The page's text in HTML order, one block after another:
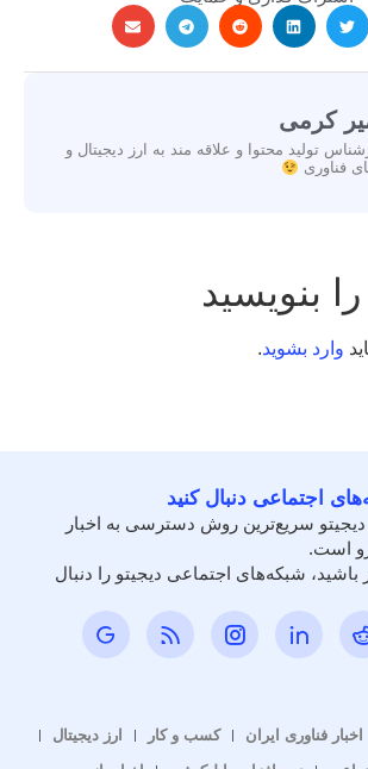
کرمی
تولید محتوا و علاقه مند به ارز دیجیتال و
فناوری
بنویسید
وارد بشوید.
اجتماعی دنبال کنید
سریع‌ترین روش دسترسی به اخبار
است.
باشید، شبکه‌های اجتماعی دیجیتو را دنبال
اخبار فناوری ایران کسب و کار
ارز دیجیتال